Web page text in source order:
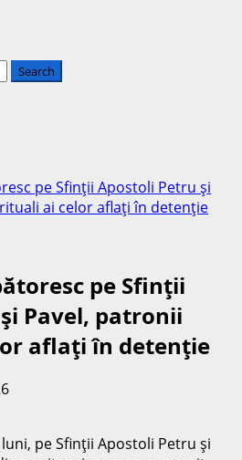
pe Sfinţii Apostoli Petru şi
ai celor aflaţi în detenţie
pe Sfinţii
Pavel, patronii
aflaţi în detenţie
pe Sfinţii Apostoli Petru şi